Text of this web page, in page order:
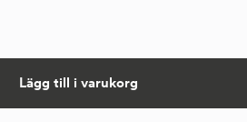
Lägg till i varukorg